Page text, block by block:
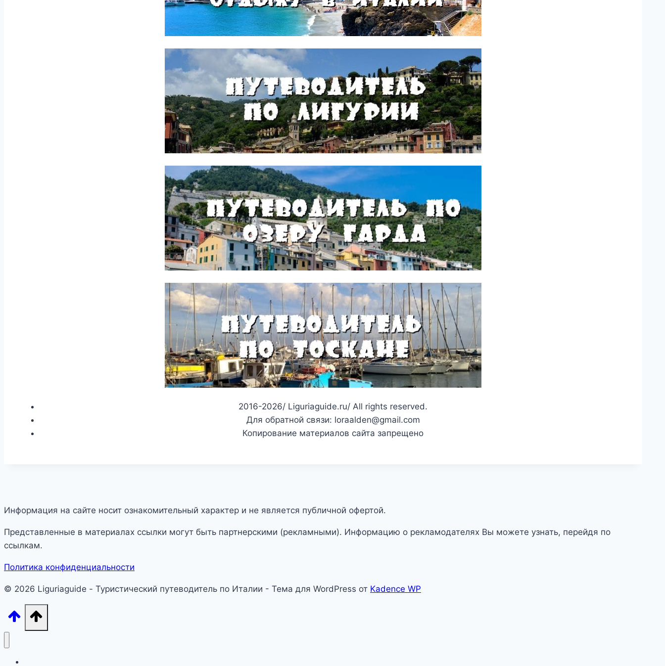
2016-2026/ Liguriaguide.ru/ All rights reserved.
Для обратной связи: loraalden@gmail.com
Копирование материалов сайта запрещено
Информация на сайте носит ознакомительный характер и не является публичной офертой.
Представленные в материалах ссылки могут быть партнерскими (рекламными). Информацию о рекламодателях Вы можете узнать, перейдя по
ссылкам.
Политика конфиденциальности
© 2026 Liguriaguide - Туристический путеводитель по Италии - Тема для WordPress от Kadence WP